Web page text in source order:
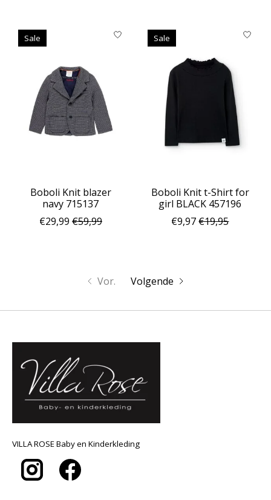
Sale
Boboli Knit blazer
navy 715137
€29,99 €59,99
Sale
Boboli Knit t-Shirt for
girl BLACK 457196
€9,97 €19,95
Vor. Volgende
VILLA ROSE Baby en Kinderkleding